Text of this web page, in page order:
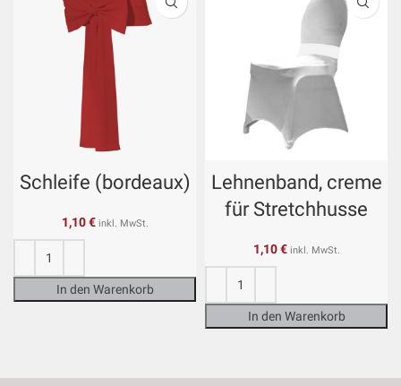
Schleife (bordeaux)
1,10€ inkl. MwSt.
In den Warenkorb
Lehnenband, creme
für Stretchhusse
1,10€ inkl. MwSt.
In den Warenkorb